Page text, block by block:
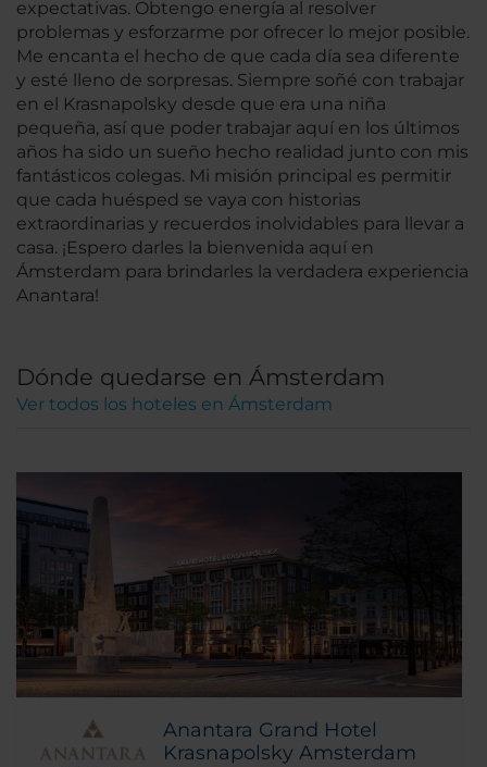
expectativas. Obtengo energía al resolver
problemas y esforzarme por ofrecer lo mejor posible.
Me encanta el hecho de que cada día sea diferente
y esté lleno de sorpresas. Siempre soñé con trabajar
en el Krasnapolsky desde que era una niña
pequeña, así que poder trabajar aquí en los últimos
años ha sido un sueño hecho realidad junto con mis
fantásticos colegas. Mi misión principal es permitir
que cada huésped se vaya con historias
extraordinarias y recuerdos inolvidables para llevar a
casa. ¡Espero darles la bienvenida aquí en
Ámsterdam para brindarles la verdadera experiencia
Anantara!
Dónde quedarse en Ámsterdam
Ver todos los hoteles en Ámsterdam
Anantara Grand Hotel
Krasnapolsky Amsterdam